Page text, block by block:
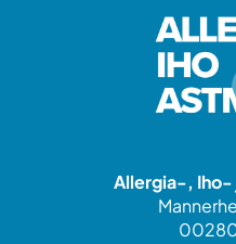
Allergia-, Iho-